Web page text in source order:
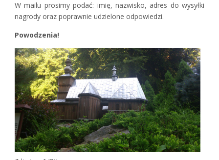
W mailu prosimy podać: imię, nazwisko, adres do wysyłki
nagrody oraz poprawnie udzielone odpowiedzi.
Powodzenia!